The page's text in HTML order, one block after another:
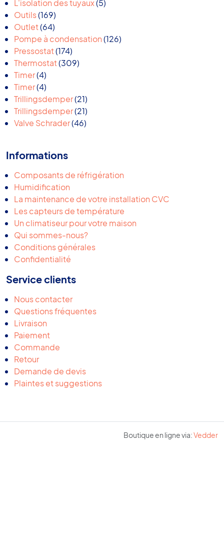
L'isolation des tuyaux 5
Outils 169169
produits
Outlet 6464
produits
Pompe à condensation 126126
Pressostat 174174
produits
Thermostat 309309
Timer 44
produits
Timer 44
produits
Trillingsdemper 2121
produits
Trillingsdemper 2121
produits
Valve Schrader 4646
Informations
Composants de réfrigération
Humidification
La maintenance de votre installation CVC
Les capteurs de température
Un climatiseur pour votre maison
Qui sommes-nous?
Conditions générales
Confidentialité
Service clients
Nous contacter
Questions fréquentes
Livraison
Paiement
Commande
Retour
Demande de devis
Plaintes et suggestions
Boutique en ligne via:Vedder